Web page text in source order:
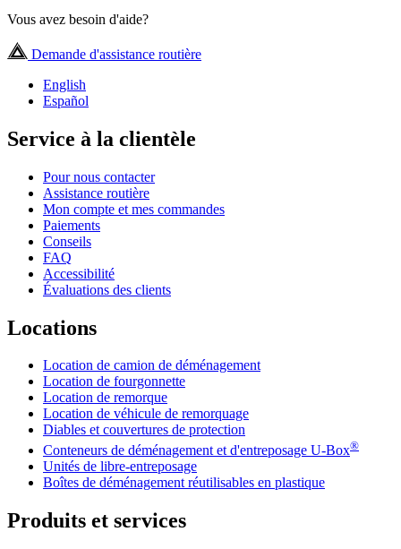
Vous avez besoin d'aide?
Demande d'assistance routière
English
Español
Service à la clientèle
Pour nous contacter
Assistance routière
Mon compte et mes commandes
Paiements
Conseils
FAQ
Accessibilité
Évaluations des clients
Locations
Location de camion de déménagement
Location de fourgonnette
Location de remorque
Location de véhicule de remorquage
Diables et couvertures de protection
Conteneurs de déménagement et d'entreposage U-Box®
Unités de libre-entreposage
Boîtes de déménagement réutilisables en plastique
Produits et services